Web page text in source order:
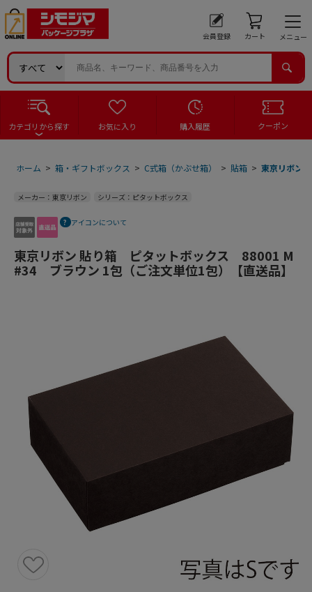
会員登録 カート メニュー
カテゴリから探す お気に入り 購入履歴 クーポン
ホーム > 箱・ギフトボックス > C式箱（かぶせ箱） > 貼箱 > 東京リボン
メーカー：東京リボン シリーズ：ピタットボックス
アイコンについて
東京リボン 貼り箱 ピタットボックス 88001 M
#34 ブラウン 1包（ご注文単位1包）【直送品】